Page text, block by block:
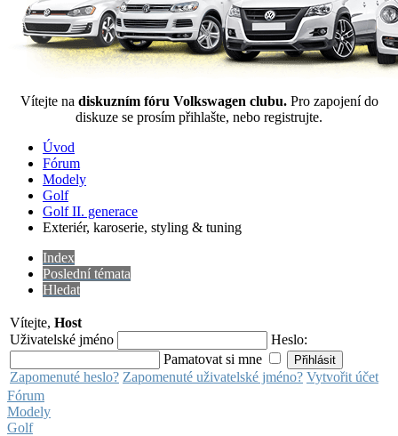
Vítejte na diskuzním fóru Volkswagen clubu. Pro zapojení do
diskuze se prosím přihlašte, nebo registrujte.
Úvod
Fórum
Modely
Golf
Golf II. generace
Exteriér, karoserie, styling & tuning
Index
Poslední témata
Hledat
Vítejte, Host
Uživatelské jméno
Heslo:
Pamatovat si mne
Zapomenuté heslo? Zapomenuté uživatelské jméno? Vytvořit účet
Fórum
Modely
Golf